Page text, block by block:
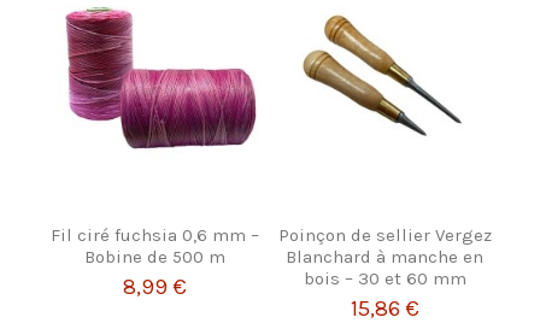
Fil ciré fuchsia 0,6 mm –
Bobine de 500 m
8,99 €
Poinçon de sellier Vergez
Blanchard à manche en
bois – 30 et 60 mm
15,86 €